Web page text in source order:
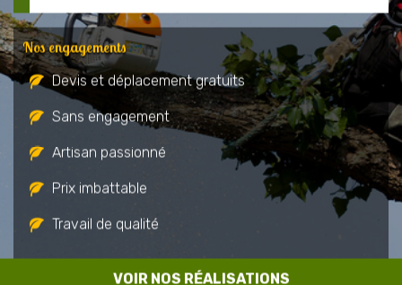
VOIR NOS RÉALISATIONS
Nos engagements
Devis et déplacement gratuits
Sans engagement
Artisan passionné
Prix imbattable
Travail de qualité